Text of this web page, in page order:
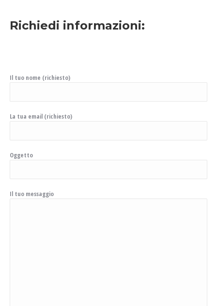
Richiedi informazioni:
Il tuo nome (richiesto)
La tua email (richiesto)
Oggetto
Il tuo messaggio